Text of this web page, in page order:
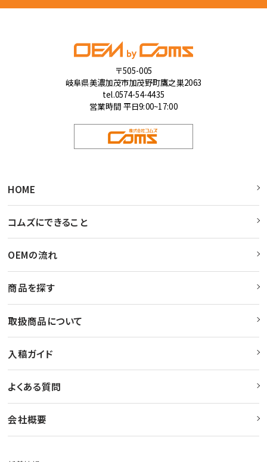
〒505-005
岐阜県美濃加茂市加茂野町鷹之巣2063
tel.0574-54-4435
営業時間 平日9:00~17:00
HOME
コムズにできること
OEMの流れ
商品を探す
取扱商品について
入稿ガイド
よくある質問
会社概要